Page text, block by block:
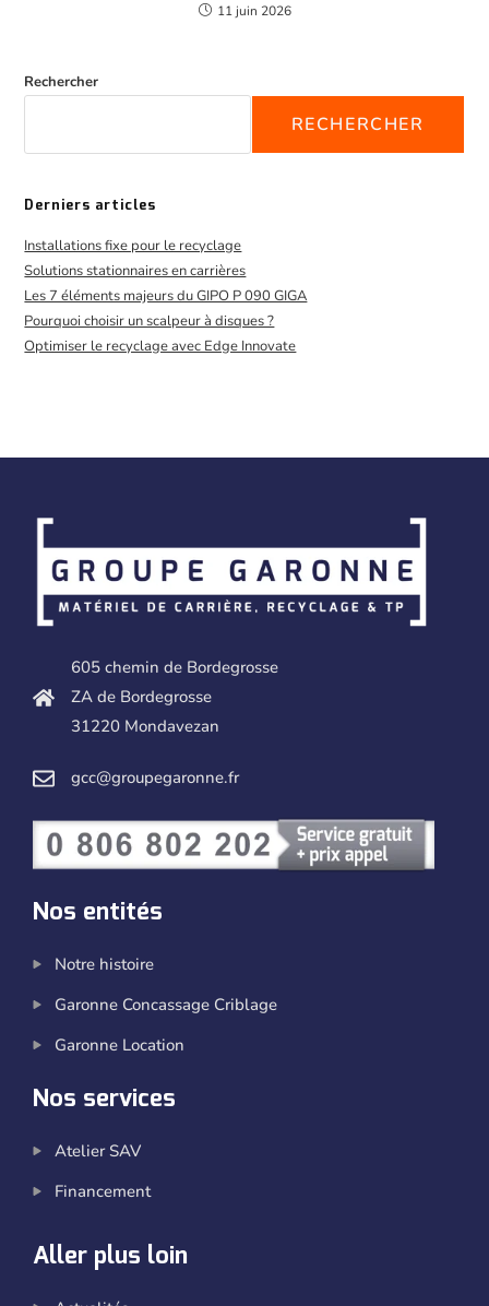
11 juin 2026
Rechercher
RECHERCHER
Derniers articles
Installations fixe pour le recyclage
Solutions stationnaires en carrières
Les 7 éléments majeurs du GIPO P 090 GIGA
Pourquoi choisir un scalpeur à disques ?
Optimiser le recyclage avec Edge Innovate
605 chemin de Bordegrosse
ZA de Bordegrosse
31220 Mondavezan
gcc@groupegaronne.fr
Nos entités
Notre histoire
Garonne Concassage Criblage
Garonne Location
Nos services
Atelier SAV
Financement
Aller plus loin